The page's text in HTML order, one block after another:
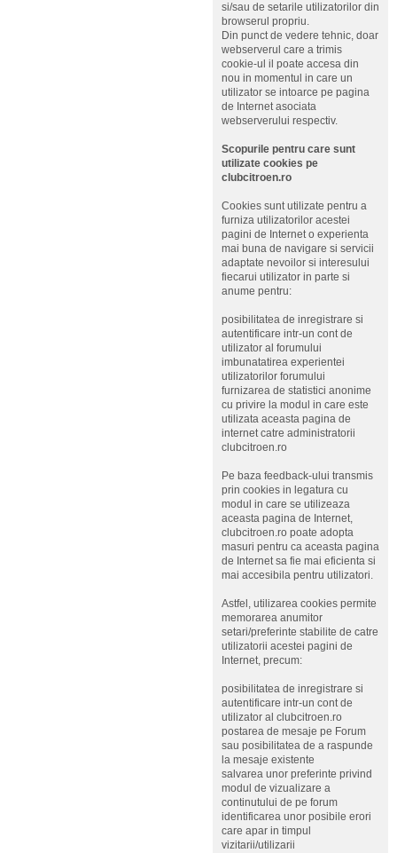
si/sau de setarile utilizatorilor din
browserul propriu.
Din punct de vedere tehnic, doar
webserverul care a trimis
cookie-ul il poate accesa din
nou in momentul in care un
utilizator se intoarce pe pagina
de Internet asociata
webserverului respectiv.
Scopurile pentru care sunt
utilizate cookies pe
clubcitroen.ro
Cookies sunt utilizate pentru a
furniza utilizatorilor acestei
pagini de Internet o experienta
mai buna de navigare si servicii
adaptate nevoilor si interesului
fiecarui utilizator in parte si
anume pentru:
posibilitatea de inregistrare si
autentificare intr-un cont de
utilizator al forumului
imbunatatirea experientei
utilizatorilor forumului
furnizarea de statistici anonime
cu privire la modul in care este
utilizata aceasta pagina de
internet catre administratorii
clubcitroen.ro
Pe baza feedback-ului transmis
prin cookies in legatura cu
modul in care se utilizeaza
aceasta pagina de Internet,
clubcitroen.ro poate adopta
masuri pentru ca aceasta pagina
de Internet sa fie mai eficienta si
mai accesibila pentru utilizatori.
Astfel, utilizarea cookies permite
memorarea anumitor
setari/preferinte stabilite de catre
utilizatorii acestei pagini de
Internet, precum:
posibilitatea de inregistrare si
autentificare intr-un cont de
utilizator al clubcitroen.ro
postarea de mesaje pe Forum
sau posibilitatea de a raspunde
la mesaje existente
salvarea unor preferinte privind
modul de vizualizare a
continutului de pe forum
identificarea unor posibile erori
care apar in timpul
vizitarii/utilizarii